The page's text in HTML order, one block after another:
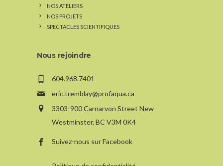
NOS ATELIERS
NOS PROJETS
SPECTACLES SCIENTIFIQUES
Nous rejoindre
604.968.7401
eric.tremblay@profaqua.ca
3303-900 Carnarvon Street New
Westminster, BC V3M 0K4
Suivez-nous sur Facebook